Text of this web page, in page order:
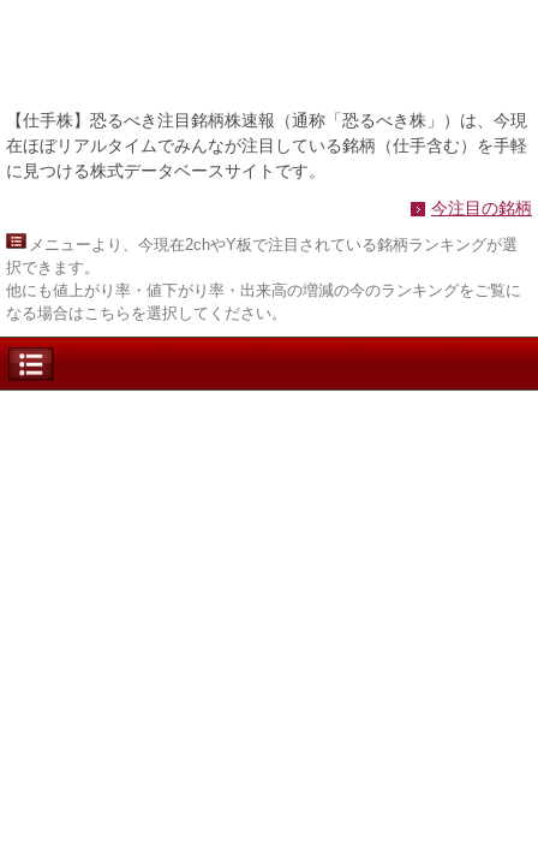
【仕手株】恐るべき注目銘柄株速報（通称「恐るべき株」）は、今現
在ほぼリアルタイムでみんなが注目している銘柄（仕手含む）を手軽
に見つける株式データベースサイトです。
今注目の銘柄
メニューより、今現在2chやY板で注目されている銘柄ランキングが選
択できます。
他にも値上がり率・値下がり率・出来高の増減の今のランキングをご覧に
なる場合はこちらを選択してください。